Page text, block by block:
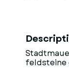
feldsteine